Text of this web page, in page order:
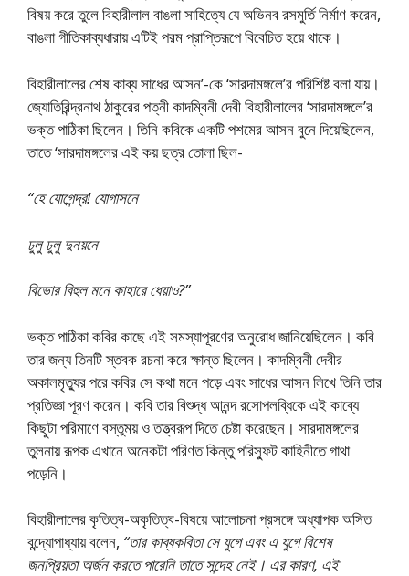
বিষয় করে তুলে বিহারীলাল বাঙলা সাহিত্যে যে অভিনব রসমুর্তি নির্মাণ করেন,
বাঙলা গীতিকাব্যধারায় এটিই পরম প্রাপ্তিরূপে বিবেচিত হয়ে থাকে।
বিহারীলালের শেষ কাব্য সাধের আসন’-কে ‘সারদামঙ্গলে’র পরিশিষ্ট বলা যায়।
জ্যোতিরিন্দ্রনাথ ঠাকুরের পত্নী কাদম্বিনী দেবী বিহারীলালের ‘সারদামঙ্গলে’র
ভক্ত পাঠিকা ছিলেন। তিনি কবিকে একটি পশমের আসন বুনে দিয়েছিলেন,
তাতে ‘সারদামঙ্গলের এই কয় ছত্র তােলা ছিল-
“হে যােগেন্দ্র! যােগাসনে
ঢুলু ঢুলু দুনয়নে
বিভাের বিহুল মনে কাহারে ধেয়াও?”
ভক্ত পাঠিকা কবির কাছে এই সমস্যাপূরণের অনুরােধ জানিয়েছিলেন। কবি
তার জন্য তিনটি স্তবক রচনা করে ক্ষান্ত ছিলেন। কাদম্বিনী দেবীর
অকালমৃত্যুর পরে কবির সে কথা মনে পড়ে এবং সাধের আসন লিখে তিনি তার
প্রতিজ্ঞা পূরণ করেন। কবি তার বিশুদ্ধ আনন্দ রসােপলব্ধিকে এই কাব্যে
কিছুটা পরিমাণে বস্তুময় ও তত্ত্বরূপ দিতে চেষ্টা করেছেন। সারদামঙ্গলের
তুলনায় রূপক এখানে অনেকটা পরিণত কিন্তু পরিস্ফুট কাহিনীতে গাথা
পড়েনি।
বিহারীলালের কৃতিত্ব-অকৃতিত্ব-বিষয়ে আলােচনা প্রসঙ্গে অধ্যাপক অসিত
বন্দ্যোপাধ্যায় বলেন, “তার কাব্যকবিতা সে যুগে এবং এ যুগে বিশেষ
জনপ্রিয়তা অর্জন করতে পারেনি তাতে সন্দেহ নেই। এর কারণ, এই